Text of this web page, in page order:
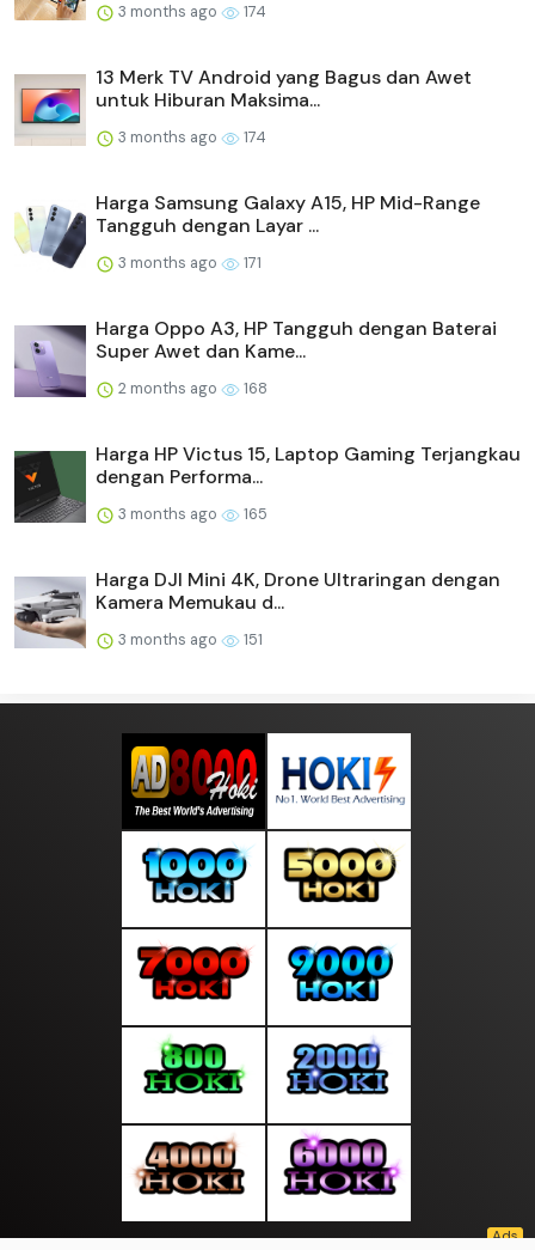
3 months ago 174
13 Merk TV Android yang Bagus dan Awet
untuk Hiburan Maksima...
3 months ago 174
Harga Samsung Galaxy A15, HP Mid-Range
Tangguh dengan Layar ...
3 months ago 171
Harga Oppo A3, HP Tangguh dengan Baterai
Super Awet dan Kame...
2 months ago 168
Harga HP Victus 15, Laptop Gaming Terjangkau
dengan Performa...
3 months ago 165
Harga DJI Mini 4K, Drone Ultraringan dengan
Kamera Memukau d...
3 months ago 151